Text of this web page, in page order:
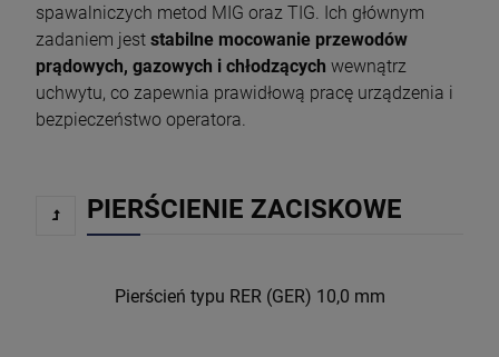
spawalniczych metod MIG oraz TIG. Ich głównym
zadaniem jest stabilne mocowanie przewodów
prądowych, gazowych i chłodzących wewnątrz
uchwytu, co zapewnia prawidłową pracę urządzenia i
bezpieczeństwo operatora.
PIERŚCIENIE ZACISKOWE
Pierścień typu RER (GER) 10,0 mm